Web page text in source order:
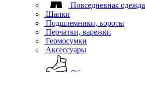
Повседневная одежда
Шапки
Подшлемники, вороты
Перчатки, варежки
Гермосумки
Аксессуары
Обувь